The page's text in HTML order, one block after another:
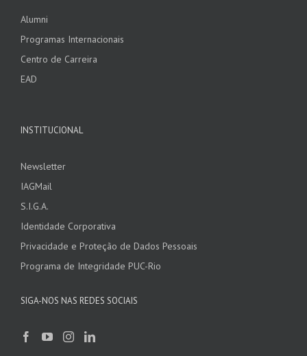
Alumni
Programas Internacionais
Centro de Carreira
EAD
INSTITUCIONAL
Newsletter
IAGMail
S.I.G.A.
Identidade Corporativa
Privacidade e Proteção de Dados Pessoais
Programa de Integridade PUC-Rio
SIGA-NOS NAS REDES SOCIAIS